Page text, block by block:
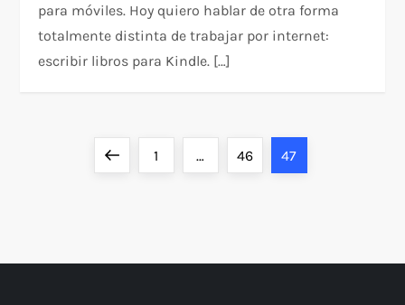
para móviles. Hoy quiero hablar de otra forma
totalmente distinta de trabajar por internet:
escribir libros para Kindle. […]
PreviousPage
1 … Page
46 Page
47